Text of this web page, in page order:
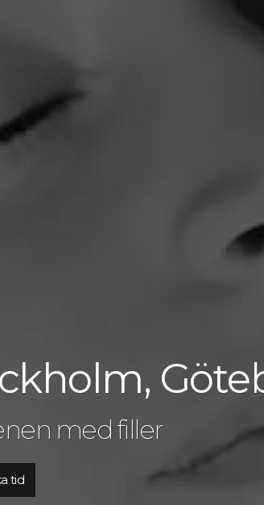
med filler
tid